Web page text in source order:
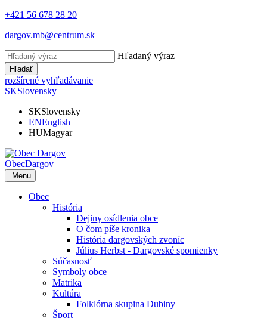
+421 56 678 28 20
dargov.mb@centrum.sk
Hľadaný výraz
Hľadať
rozšírené vyhľadávanie
SKSlovensky
SKSlovensky
ENEnglish
HUMagyar
ObecDargov
Menu
Obec
História
Dejiny osídlenia obce
O čom píše kronika
História dargovských zvoníc
Július Herbst - Dargovské spomienky
Súčasnosť
Symboly obce
Matrika
Kultúra
Folklórna skupina Dubiny
Šport